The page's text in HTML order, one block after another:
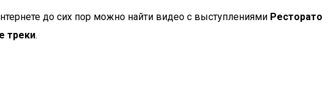
до сих пор можно найти видео с выступлениями Ресторато
треки.